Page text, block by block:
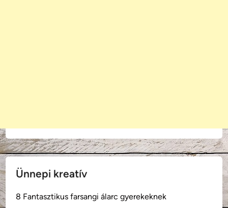
Ünnepi kreatív
8 Fantasztikus farsangi álarc gyerekeknek